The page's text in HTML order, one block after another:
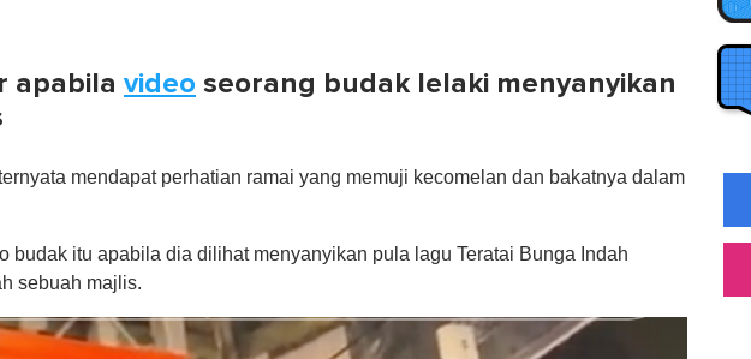
apabila video seorang budak lelaki menyanyikan
mendapat perhatian ramai yang memuji kecomelan dan bakatnya dalam
budak itu apabila dia dilihat menyanyikan pula lagu Teratai Bunga Indah
sebuah majlis.